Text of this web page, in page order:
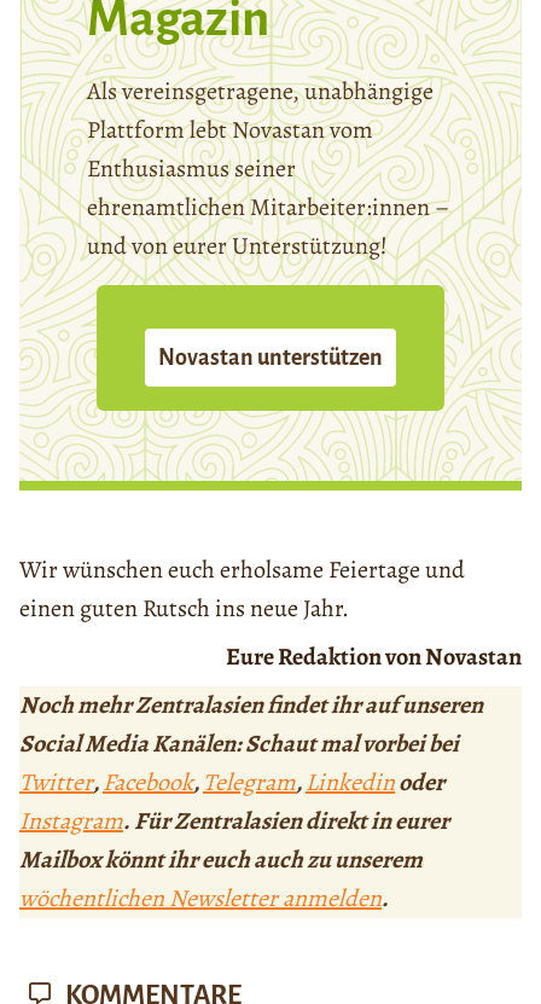
Magazin
Als vereinsgetragene, unabhängige
Plattform lebt Novastan vom
Enthusiasmus seiner
ehrenamtlichen Mitarbeiter:innen –
und von eurer Unterstützung!
Novastan unterstützen
Wir wünschen euch erholsame Feiertage und
einen guten Rutsch ins neue Jahr.
Eure Redaktion von Novastan
Noch mehr Zentralasien findet ihr auf unseren
Social Media Kanälen: Schaut mal vorbei bei
Twitter,Facebook,Telegram,Linkedinoder
Instagram. Für Zentralasien direkt in eurer
Mailbox könnt ihr euch auch zu unserem
wöchentlichen Newsletter anmelden.
KOMMENTARE